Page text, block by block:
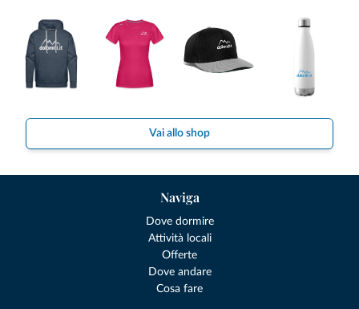
Vai allo shop
Naviga
Dove dormire
Attività locali
Offerte
Dove andare
Cosa fare